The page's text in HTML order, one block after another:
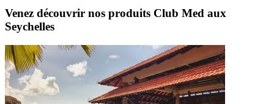
Venez découvrir nos produits Club Med aux
Seychelles